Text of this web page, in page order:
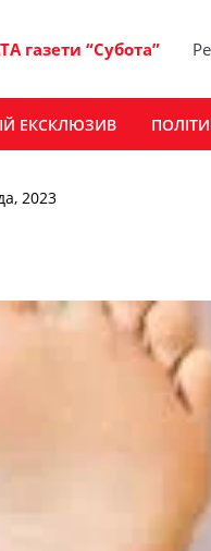
газети “Субота”
ЕКСКЛЮЗИВ
2023